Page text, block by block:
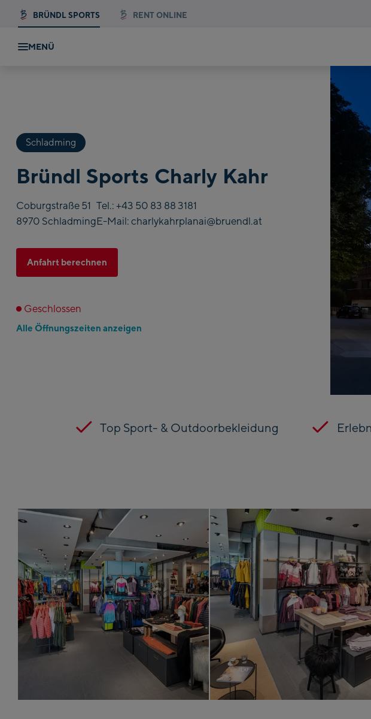
BRÜNDL SPORTS RENT ONLINE
MENÜ
Schladming
Bründl Sports Charly Kahr
Coburgstraße 51
8970 Schladming
Tel.: +43 50 83 88 3181
E-Mail: charlykahrplanai@bruendl.at
Anfahrt berechnen
Geschlossen
Alle Öffnungszeiten anzeigen
Top Sport- & Outdoorbekleidung